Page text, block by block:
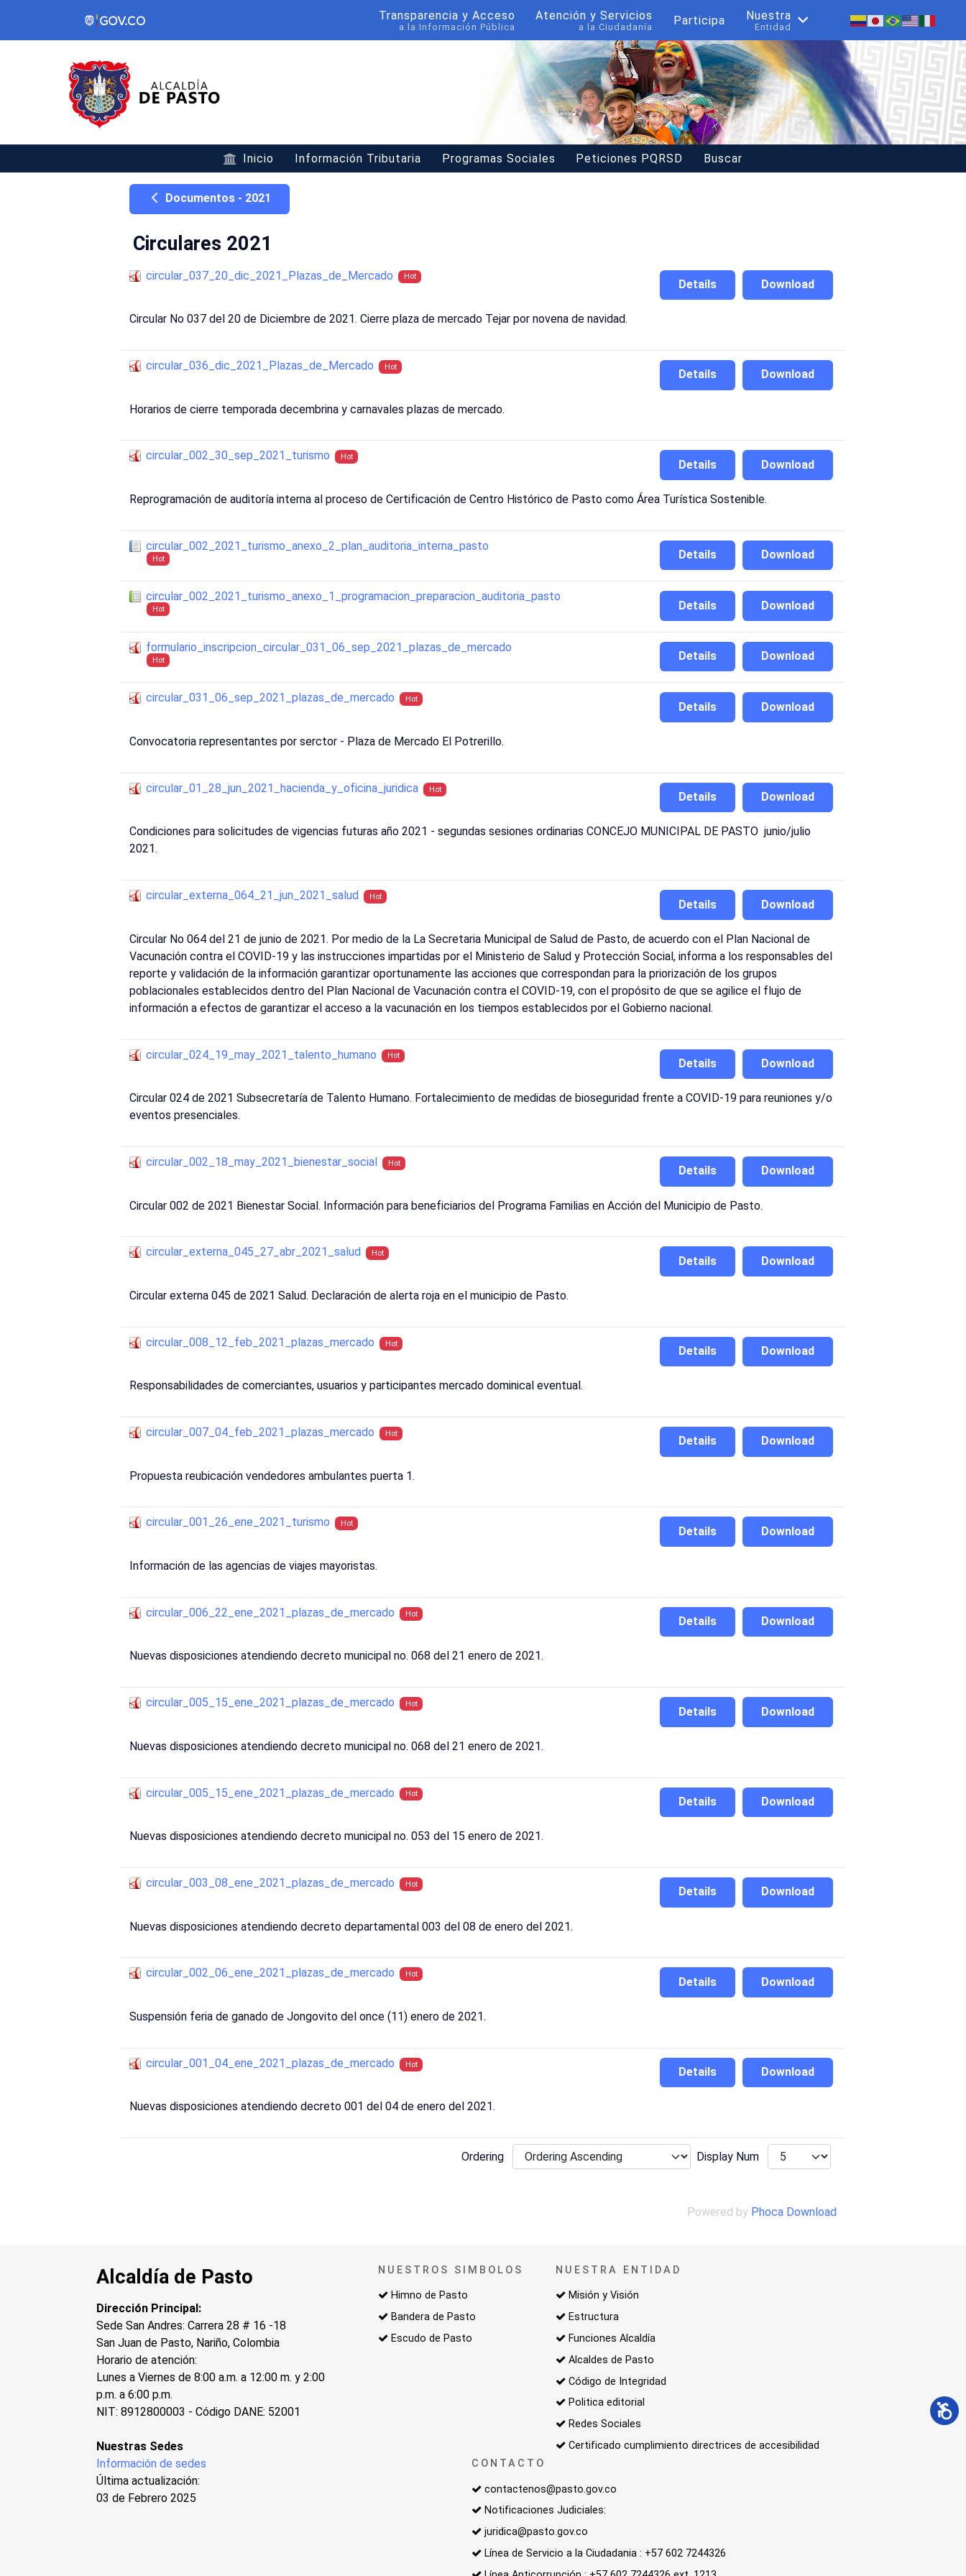
Transparencia y Acceso
a la Información Pública
Atención y Servicios
a la Ciudadanía Participa Nuestra
Entidad
Inicio Información Tributaria Programas Sociales Peticiones PQRSD Buscar
Documentos - 2021
Circulares 2021
circular_037_20_dic_2021_Plazas_de_Mercado Hot
Download
Details
Circular No 037 del 20 de Diciembre de 2021. Cierre plaza de mercado Tejar por novena de navidad.
circular_036_dic_2021_Plazas_de_Mercado Hot
Download
Details
Horarios de cierre temporada decembrina y carnavales plazas de mercado.
circular_002_30_sep_2021_turismo Hot
Download
Details
Reprogramación de auditoría interna al proceso de Certificación de Centro Histórico de Pasto como Área Turística Sostenible.
circular_002_2021_turismo_anexo_2_plan_auditoria_interna_pasto
Hot Download
Details
circular_002_2021_turismo_anexo_1_programacion_preparacion_auditoria_pasto
Hot Download
Details
formulario_inscripcion_circular_031_06_sep_2021_plazas_de_mercado
Hot Download
Details
circular_031_06_sep_2021_plazas_de_mercado Hot
Download
Details
Convocatoria representantes por serctor - Plaza de Mercado El Potrerillo.
circular_01_28_jun_2021_hacienda_y_oficina_juridica Hot
Download
Details
Condiciones para solicitudes de vigencias futuras año 2021 - segundas sesiones ordinarias CONCEJO MUNICIPAL DE PASTO junio/julio
2021.
circular_externa_064_21_jun_2021_salud Hot
Download
Details
Circular No 064 del 21 de junio de 2021. Por medio de la La Secretaria Municipal de Salud de Pasto, de acuerdo con el Plan Nacional de
Vacunación contra el COVID-19 y las instrucciones impartidas por el Ministerio de Salud y Protección Social, informa a los responsables del
reporte y validación de la información garantizar oportunamente las acciones que correspondan para la priorización de los grupos
poblacionales establecidos dentro del Plan Nacional de Vacunación contra el COVID-19, con el propósito de que se agilice el flujo de
información a efectos de garantizar el acceso a la vacunación en los tiempos establecidos por el Gobierno nacional.
circular_024_19_may_2021_talento_humano Hot
Download
Details
Circular 024 de 2021 Subsecretaría de Talento Humano. Fortalecimiento de medidas de bioseguridad frente a COVID-19 para reuniones y/o
eventos presenciales.
circular_002_18_may_2021_bienestar_social Hot
Download
Details
Circular 002 de 2021 Bienestar Social. Información para beneficiarios del Programa Familias en Acción del Municipio de Pasto.
circular_externa_045_27_abr_2021_salud Hot
Download
Details
Circular externa 045 de 2021 Salud. Declaración de alerta roja en el municipio de Pasto.
circular_008_12_feb_2021_plazas_mercado Hot
Download
Details
Responsabilidades de comerciantes, usuarios y participantes mercado dominical eventual.
circular_007_04_feb_2021_plazas_mercado Hot
Download
Details
Propuesta reubicación vendedores ambulantes puerta 1.
circular_001_26_ene_2021_turismo Hot
Download
Details
Información de las agencias de viajes mayoristas.
circular_006_22_ene_2021_plazas_de_mercado Hot
Download
Details
Nuevas disposiciones atendiendo decreto municipal no. 068 del 21 enero de 2021.
circular_005_15_ene_2021_plazas_de_mercado Hot
Download
Details
Nuevas disposiciones atendiendo decreto municipal no. 068 del 21 enero de 2021.
circular_005_15_ene_2021_plazas_de_mercado Hot
Download
Details
Nuevas disposiciones atendiendo decreto municipal no. 053 del 15 enero de 2021.
circular_003_08_ene_2021_plazas_de_mercado Hot
Download
Details
Nuevas disposiciones atendiendo decreto departamental 003 del 08 de enero del 2021.
circular_002_06_ene_2021_plazas_de_mercado Hot
Download
Details
Suspensión feria de ganado de Jongovito del once (11) enero de 2021.
circular_001_04_ene_2021_plazas_de_mercado Hot
Download
Details
Nuevas disposiciones atendiendo decreto 001 del 04 de enero del 2021.
Ordering Display Num
Powered by Phoca Download
Alcaldía de Pasto
Dirección Principal:
Sede San Andres: Carrera 28 # 16 -18
San Juan de Pasto, Nariño, Colombia
Horario de atención:
Lunes a Viernes de 8:00 a.m. a 12:00 m. y 2:00
p.m. a 6:00 p.m.
NIT: 8912800003 - Código DANE: 52001
Nuestras Sedes
Información de sedes
Última actualización:
03 de Febrero 2025
NUESTROS SIMBOLOS
Himno de Pasto
Bandera de Pasto
Escudo de Pasto
NUESTRA ENTIDAD
Misión y Visión
Estructura
Funciones Alcaldía
Alcaldes de Pasto
Código de Integridad
Politica editorial
Redes Sociales
Certificado cumplimiento directrices de accesibilidad
CONTACTO
contactenos@pasto.gov.co
Notificaciones Judiciales:
juridica@pasto.gov.co
Línea de Servicio a la Ciudadania : +57 602 7244326